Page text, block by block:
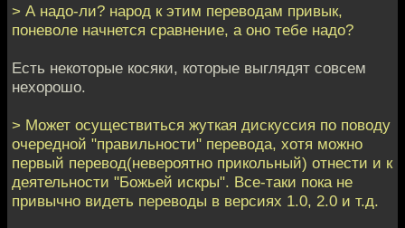
> А надо-ли? народ к этим переводам привык,
поневоле начнется сравнение, а оно тебе надо?
Есть некоторые косяки, которые выглядят совсем
нехорошо.
> Может осуществиться жуткая дискуссия по поводу
очередной "правильности" перевода, хотя можно
первый перевод(невероятно прикольный) отнести и к
деятельности "Божьей искры". Все-таки пока не
привычно видеть переводы в версиях 1.0, 2.0 и т.д.